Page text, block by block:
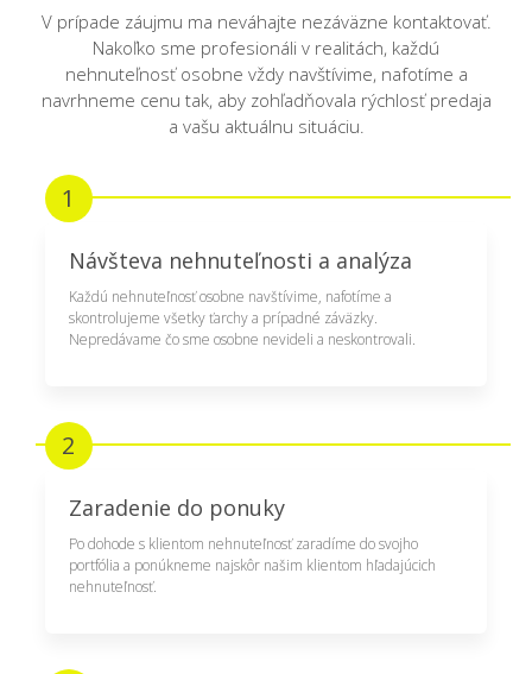
V prípade záujmu ma neváhajte nezáväzne kontaktovať.
Nakoľko sme profesionáli v realitách, každú
nehnuteľnosť osobne vždy navštívime, nafotíme a
navrhneme cenu tak, aby zohľadňovala rýchlosť predaja
a vašu aktuálnu situáciu.
1
Návšteva nehnuteľnosti a analýza
Každú nehnuteľnosť osobne navštívime, nafotíme a
skontrolujeme všetky ťarchy a prípadné záväzky.
Nepredávame čo sme osobne nevideli a neskontrovali.
2
Zaradenie do ponuky
Po dohode s klientom nehnuteľnosť zaradíme do svojho
portfólia a ponúkneme najskôr našim klientom hľadajúcich
nehnuteľnosť.